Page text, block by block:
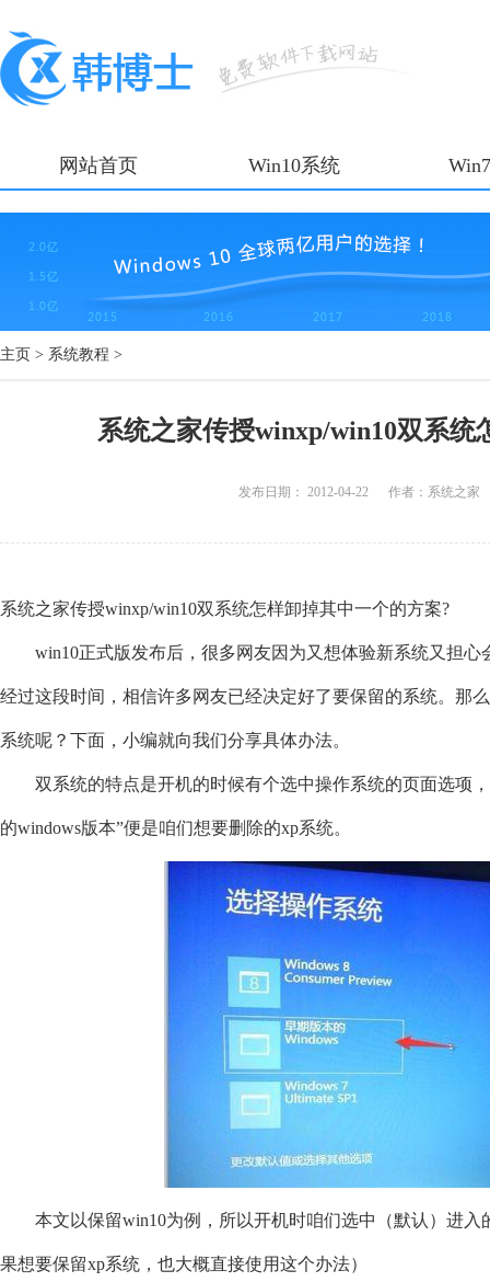
网站首页 Win10系统
主页 > 系统教程 >
系统之家传授winxp/win10双系统
发布日期： 2012-04-22 作者：系统之家
系统之家传授winxp/win10双系统怎样卸掉其中一个的方案?
win10正式版发布后，很多网友因为又想体验新系统又担
经过这段时间，相信许多网友已经决定好了要保留的系统。那
系统呢？下面，小编就向我们分享具体办法。
双系统的特点是开机的时候有个选中操作系统的页面选项
的windows版本”便是咱们想要删除的xp系统。
本文以保留win10为例，所以开机时咱们选中（默认）进
果想要保留xp系统，也大概直接使用这个办法）